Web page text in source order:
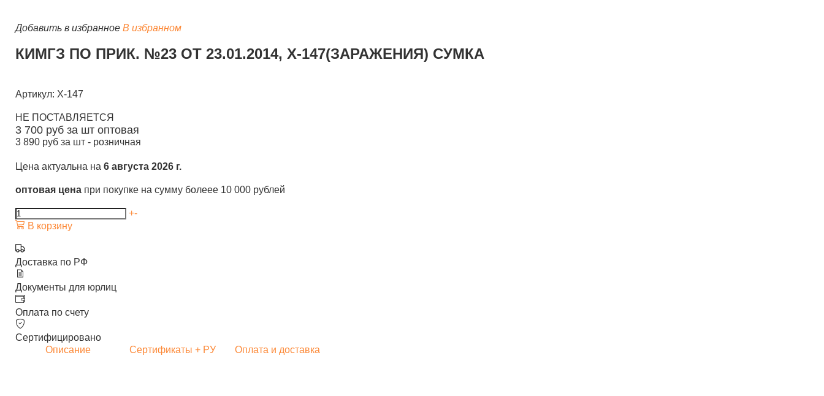
Добавить в избранное В избранном
КИМГЗ ПО ПРИК. №23 ОТ 23.01.2014, Х-147(ЗАРАЖЕНИЯ) СУМКА
Артикул: Х-147
НЕ ПОСТАВЛЯЕТСЯ
3 700 руб за шт оптовая
3 890 руб за шт - розничная
Цена актуальна на 6 августа 2026 г.
оптовая цена при покупке на сумму болеее 10 000 рублей
+-
В корзину
Доставка по РФ
Документы для юрлиц
Оплата по счету
Сертифицировано
Описание
Сертификаты + РУ Оплата и доставка